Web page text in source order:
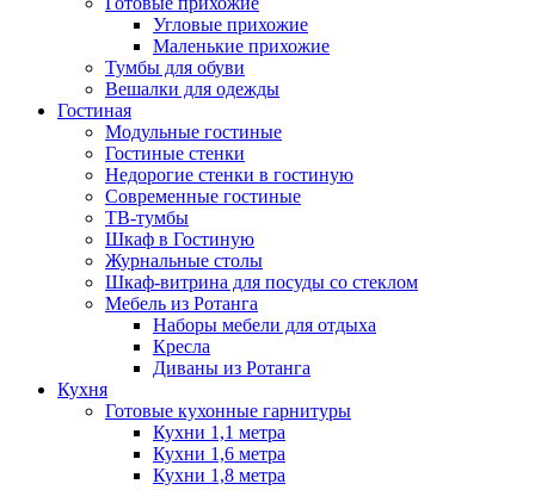
Угловые прихожие
Маленькие прихожие
Тумбы для обуви
Вешалки для одежды
Гостиная
Модульные гостиные
Гостиные стенки
Недорогие стенки в гостиную
Современные гостиные
ТВ-тумбы
Шкаф в Гостиную
Журнальные столы
Шкаф-витрина для посуды со стеклом
Мебель из Ротанга
Наборы мебели для отдыха
Кресла
Диваны из Ротанга
Кухня
Готовые кухонные гарнитуры
Кухни 1,1 метра
Кухни 1,6 метра
Кухни 1,8 метра